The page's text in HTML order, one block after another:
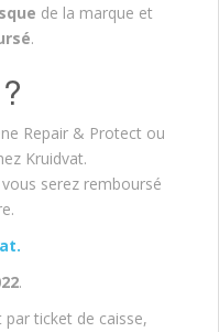
de la marque et
.
Repair & Protect ou
Kruidvat.
serez remboursé
.
ticket de caisse,